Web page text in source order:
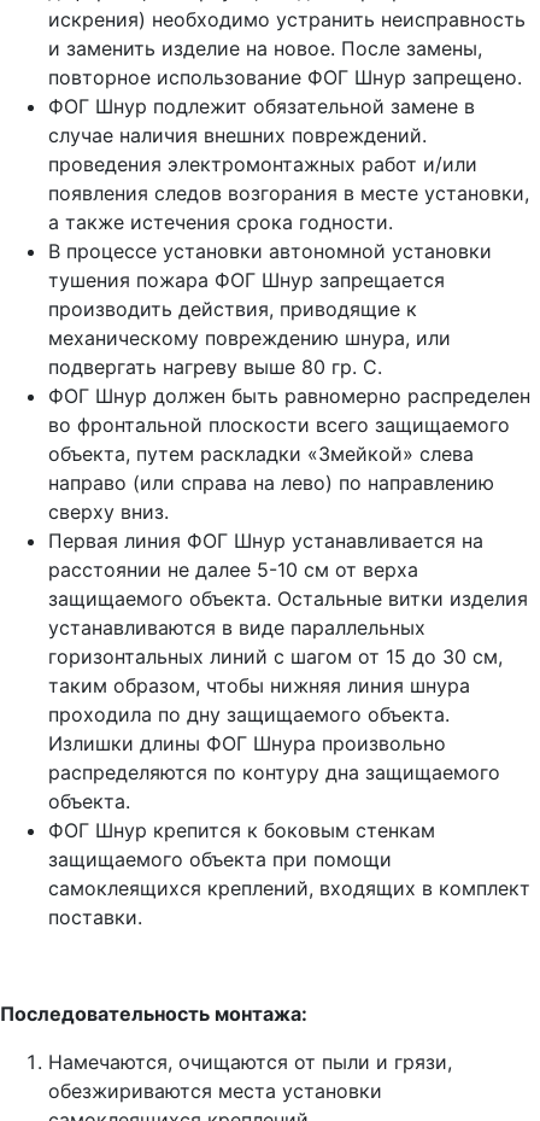
искрения) необходимо устранить неисправность
и заменить изделие на новое. После замены,
повторное использование ФОГ Шнур запрещено.
ФОГ Шнур подлежит обязательной замене в
случае наличия внешних повреждений.
проведения электромонтажных работ и/или
появления следов возгорания в месте установки,
а также истечения срока годности.
В процессе установки автономной установки
тушения пожара ФОГ Шнур запрещается
производить действия, приводящие к
механическому повреждению шнура, или
подвергать нагреву выше 80 гр. С.
ФОГ Шнур должен быть равномерно распределен
во фронтальной плоскости всего защищаемого
объекта, путем раскладки «Змейкой» слева
направо (или справа на лево) по направлению
сверху вниз.
Первая линия ФОГ Шнур устанавливается на
расстоянии не далее 5-10 см от верха
защищаемого объекта. Остальные витки изделия
устанавливаются в виде параллельных
горизонтальных линий с шагом от 15 до 30 см,
таким образом, чтобы нижняя линия шнура
проходила по дну защищаемого объекта.
Излишки длины ФОГ Шнура произвольно
распределяются по контуру дна защищаемого
объекта.
ФОГ Шнур крепится к боковым стенкам
защищаемого объекта при помощи
самоклеящихся креплений, входящих в комплект
поставки.
Последовательность монтажа:
Намечаются, очищаются от пыли и грязи,
обезжириваются места установки